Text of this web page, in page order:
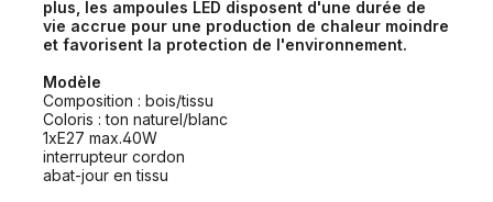
plus, les ampoules LED disposent d'une durée de
vie accrue pour une production de chaleur moindre
et favorisent la protection de l'environnement.
Modèle
Composition : bois/tissu
Coloris : ton naturel/blanc
1xE27 max.40W
interrupteur cordon
abat-jour en tissu